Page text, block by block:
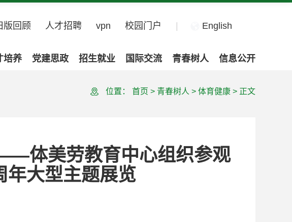
版回顾 人才招聘 vpn 校园门户 English
培养 党建思政 招生就业 国际交流 青春树人 信息公开
位置： 首页 > 青春树人 > 体育健康 > 正文
体美劳教育中心组织参观
年大型主题展览